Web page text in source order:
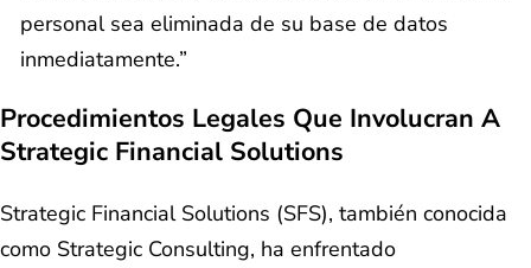
personal sea eliminada de su base de datos
inmediatamente.”
Procedimientos Legales Que Involucran A
Strategic Financial Solutions
Strategic Financial Solutions (SFS), también conocida
como Strategic Consulting, ha enfrentado